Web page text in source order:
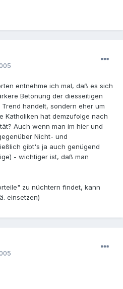
entnehme ich mal, daß es sich
Betonung der diesseitigen
handelt, sondern eher um
Katholiken hat demzufolge nach
Auch wenn man im hier und
Nicht- und
gibt's ja auch genügend
- wichtiger ist, daß man
zu nüchtern findet, kann
einsetzen)